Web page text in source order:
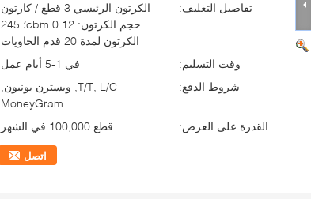
تفاصيل التغليف:
الكرتون الرئيسي 3 قطع / كارتون
حجم الكرتون: 0.12 cbm؛ 245
الكرتون لمدة 20 قدم الحاويات
وقت التسليم:
في 1-5 أيام عمل
شروط الدفع:
T/T, L/C, ويسترن يونيون,
MoneyGram
القدرة على العرض:
قطع 100,000 في الشهر
اتصل